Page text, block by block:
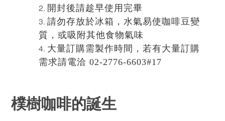
開封後請趁早使用完畢
請勿存放於冰箱，水氣易使咖啡豆變
質，或吸附其他食物氣味
大量訂購需製作時間，若有大量訂購
需求請電洽 02-2776-6603#17
樸樹咖啡的誕生